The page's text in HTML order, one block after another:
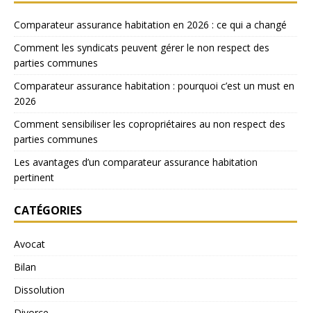
Comparateur assurance habitation en 2026 : ce qui a changé
Comment les syndicats peuvent gérer le non respect des
parties communes
Comparateur assurance habitation : pourquoi c’est un must en
2026
Comment sensibiliser les copropriétaires au non respect des
parties communes
Les avantages d’un comparateur assurance habitation
pertinent
CATÉGORIES
Avocat
Bilan
Dissolution